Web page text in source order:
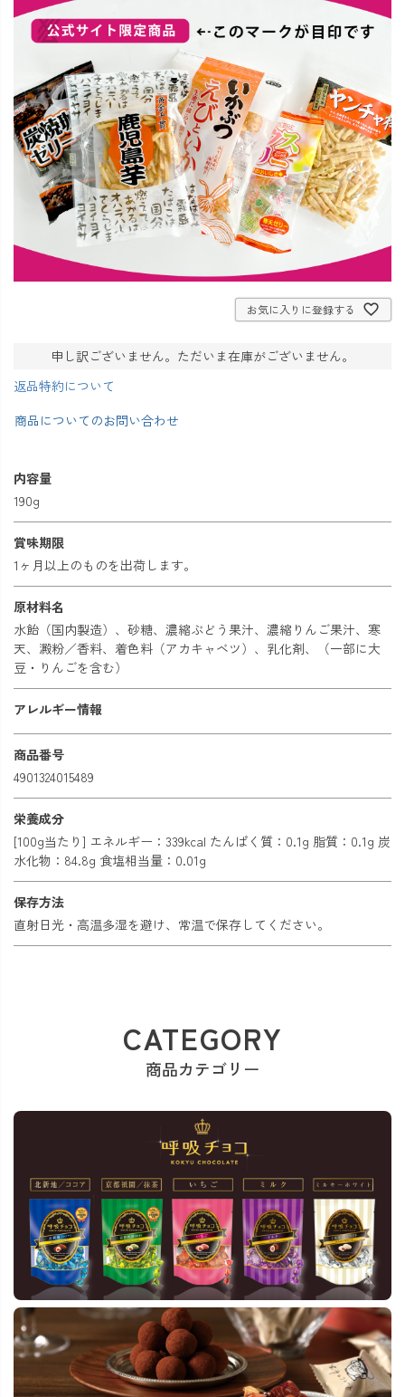
お気に入りに登録する
申し訳ございません。ただいま在庫がございません。
返品特約について
商品についてのお問い合わせ
内容量
190g
賞味期限
1ヶ月以上のものを出荷します。
原材料名
水飴（国内製造）、砂糖、濃縮ぶどう果汁、濃縮りんご果汁、寒
天、澱粉／香料、着色料（アカキャベツ）、乳化剤、（一部に大
豆・りんごを含む）
アレルギー情報
商品番号
4901324015489
栄養成分
[100g当たり] エネルギー：339kcal たんぱく質：0.1g 脂質：0.1g 炭
水化物：84.8g 食塩相当量：0.01g
保存方法
直射日光・高温多湿を避け、常温で保存してください。
CATEGORY
商品カテゴリー